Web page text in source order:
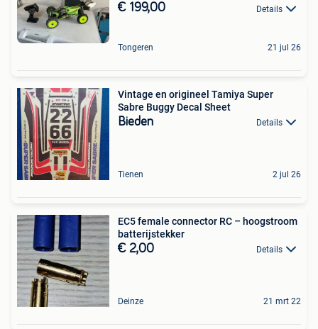
€ 199,00 Details
Tongeren 21 jul 26
Vintage en origineel Tamiya Super
Sabre Buggy Decal Sheet
Bieden Details
Tienen 2 jul 26
EC5 female connector RC – hoogstroom
batterijstekker
€ 2,00 Details
Deinze 21 mrt 22